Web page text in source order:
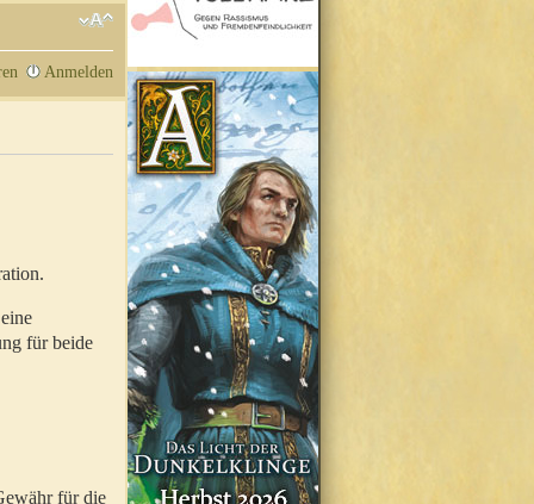
Anmelden
für beide
für die